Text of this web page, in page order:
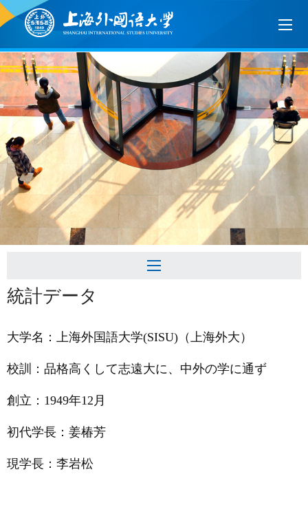
統計データ
大学名：上海外国語大学(SISU) （上海外大）
校訓：品格高くして志遠大に、中外の学に通ず
創立： 1949年12 月
初代学長：姜椿芳
現学長：李岩松